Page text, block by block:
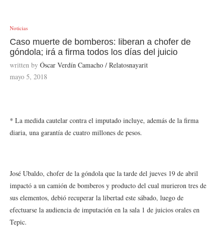
Noticias
Caso muerte de bomberos: liberan a chofer de
góndola; irá a firma todos los días del juicio
written by Óscar Verdín Camacho / Relatosnayarit
mayo 5, 2018
* La medida cautelar contra el imputado incluye, además de la firma
diaria, una garantía de cuatro millones de pesos.
José Ubaldo, chofer de la góndola que la tarde del jueves 19 de abril
impactó a un camión de bomberos y producto del cual murieron tres de
sus elementos, debió recuperar la libertad este sábado, luego de
efectuarse la audiencia de imputación en la sala 1 de juicios orales en
Tepic.